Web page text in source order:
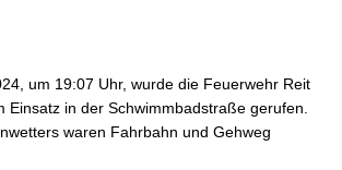
um 19:07 Uhr, wurde die Feuerwehr Reit
Einsatz in der Schwimmbadstraße gerufen.
waren Fahrbahn und Gehweg